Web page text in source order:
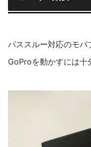
パススルー対応のモ
GoProを動かすには十